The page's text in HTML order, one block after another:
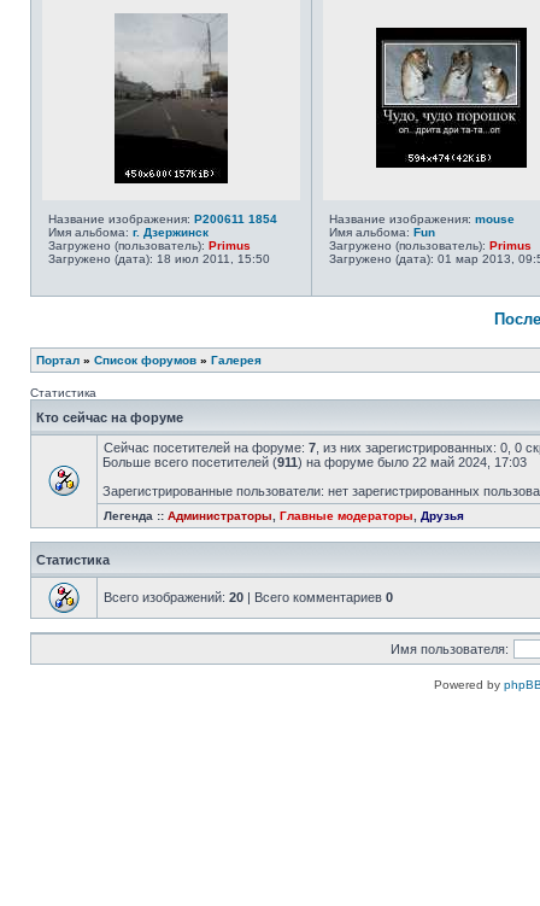
Название изображения: P200611 1854
Имя альбома: г. Дзержинск
Загружено (пользователь): Primus
Загружено (дата): 18 июл 2011, 15:50
Название изображения: mouse
Имя альбома: Fun
Загружено (пользователь): Primus
Загружено (дата): 01 мар 2013,
Портал » Список форумов » Галерея
Статистика
Кто сейчас на форуме
Сейчас посетителей на форуме: 7 , из них зарегистрированных: 0, 0
Больше всего посетителей (911) на форуме было 22 май 2024, 17:03
Зарегистрированные пользователи: нет зарегистрированных
Легенда :: Администраторы Главные модераторы Друзья
Статистика
Всего изображений: 20 | Всего комментариев 0
Имя пользователя:
Powered by